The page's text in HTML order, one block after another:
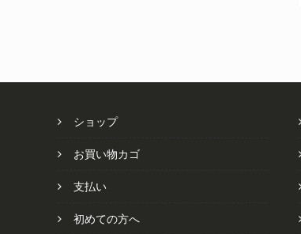
ショップ
お買い物カゴ
支払い
初めての方へ